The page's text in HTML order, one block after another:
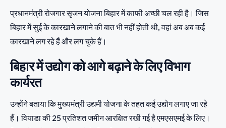
प्रधानमंत्री रोजगार सृजन योजना बिहार में काफी अच्छी चल रही है। जिस
बिहार में सुई के कारखाने लगाने की बात भी नहीं होती थी, वहां अब अब कई
कारखाने लग रहे हैं और लग चुके हैं।
बिहार में उद्योग को आगे बढ़ाने के लिए विभाग
कार्यरत
उन्होंने बताया कि मुख्यमंत्री उद्यमी योजना के तहत कई उद्योग लगाए जा रहे
हैं। वियाडा की 25 प्रतिशत जमीन आरक्षित रखी गई है एमएसएमई के लिए।